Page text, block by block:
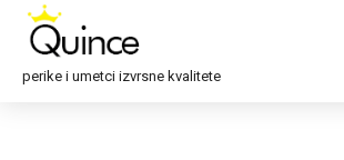
perike i umetci izvrsne kvalitete